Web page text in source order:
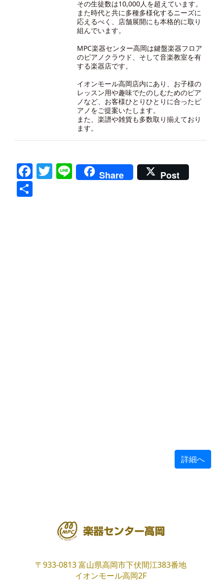
その生徒数は10,000人を超えています。
また時代と共に多種多様化するニーズに
応えるべく、店舗展開にも本格的に取り
組んでいます。
MPC楽器センター高岡は鍵盤楽器フロア
のピアノクラウド、そして音楽教室を有
する楽器店です。
イオンモール高岡店内にあり、お子様の
レッスン用や趣味でたのしむためのピア
ノなど、お客様ひとりひとりに合ったピ
アノをご提案いたします。
また、楽譜や雑貨も多数取り揃えており
ます。
Facebook
Twitter
LineShare Post
詳細へ
〒933-0813 富山県高岡市下伏間江383番地
イオンモール高岡2F